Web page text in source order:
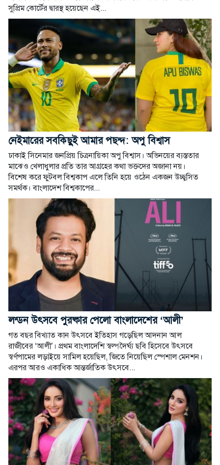
সুপ্রিম কোর্টের দ্বারস্থ হয়েছেন এই...
নেইমারের সবকিছুই আমার পছন্দ: অপু বিশ্বাস
ঢাকাই সিনেমার জনপ্রিয় চিত্রনায়িকা অপু বিশ্বাস। অভিনয়ের ব্যস্ততার
মাঝেও খেলাধুলার প্রতি তার আগ্রহের কথা ভক্তদের অজানা নয়।
বিশেষ করে ফুটবল বিশ্বকাপ এলে তিনি হয়ে ওঠেন একজন উচ্ছ্বসিত
সমর্থক। বাংলাদেশ বিশ্বকাপের...
লন্ডন উৎসবে পুরষ্কার পেলো বাংলাদেশের ‘আলী’
গত বছর বিখ্যাত কান উৎসবে ইতিহাস গড়েছিল আদনান আল
রাজীবের ‘আলী’। প্রথম বাংলাদেশি স্বল্পদৈর্ঘ্য ছবি হিসেবে উৎসবে
স্বর্ণপামের লড়াইয়ে সামিল হয়েছিল, জিতে নিয়েছিল স্পেশাল মেনশন।
এরপর আরও একাধিক আন্তর্জাতিক উৎসবে...